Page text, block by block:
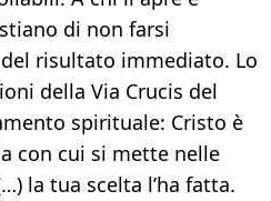
di non farsi
del risultato immediato. Lo
della Via Crucis del
spirituale: Cristo è
con cui si mette nelle
la tua scelta l’ha fatta.